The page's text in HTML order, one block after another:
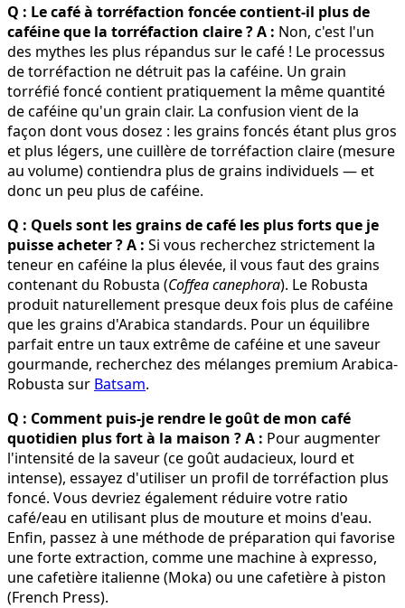
Q : Le café à torréfaction foncée contient-il plus de
caféine que la torréfaction claire ?A : Non, c'est l'un
des mythes les plus répandus sur le café ! Le processus
de torréfaction ne détruit pas la caféine. Un grain
torréfié foncé contient pratiquement la même quantité
de caféine qu'un grain clair. La confusion vient de la
façon dont vous dosez : les grains foncés étant plus gros
et plus légers, une cuillère de torréfaction claire (mesure
au volume) contiendra plus de grains individuels — et
donc un peu plus de caféine.
Q : Quels sont les grains de café les plus forts que je
puisse acheter ?A : Si vous recherchez strictement la
teneur en caféine la plus élevée, il vous faut des grains
contenant du Robusta (Coffea canephora). Le Robusta
produit naturellement presque deux fois plus de caféine
que les grains d'Arabica standards. Pour un équilibre
parfait entre un taux extrême de caféine et une saveur
gourmande, recherchez des mélanges premium Arabica-
Robusta sur Batsam.
Q : Comment puis-je rendre le goût de mon café
quotidien plus fort à la maison ?A : Pour augmenter
l'intensité de la saveur (ce goût audacieux, lourd et
intense), essayez d'utiliser un profil de torréfaction plus
foncé. Vous devriez également réduire votre ratio
café/eau en utilisant plus de mouture et moins d'eau.
Enfin, passez à une méthode de préparation qui favorise
une forte extraction, comme une machine à expresso,
une cafetière italienne (Moka) ou une cafetière à piston
(French Press).